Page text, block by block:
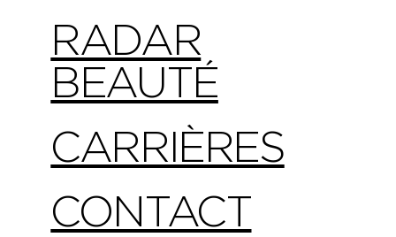
RADAR
BEAUTÉ
CARRIÈRES
CONTACT